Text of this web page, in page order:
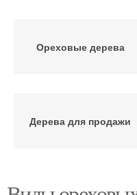
Ореховые дерева
Дерева для продажи